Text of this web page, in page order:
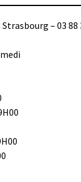
– 03 88